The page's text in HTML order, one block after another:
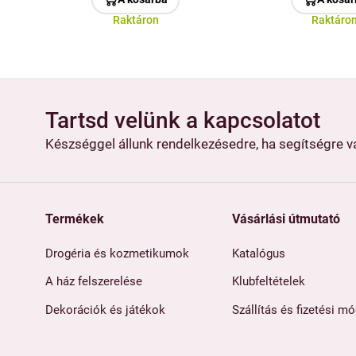
Raktáron
Tartsd velünk a kapcsolatot
Készséggel állunk rendelkezésedre, ha segítségre
Termékek
Drogéria és kozmetikumok
A ház felszerelése
Dekorációk és játékok
Vásárlási útmutató
Katalógus
Klubfeltételek
Szállítás és fizetési